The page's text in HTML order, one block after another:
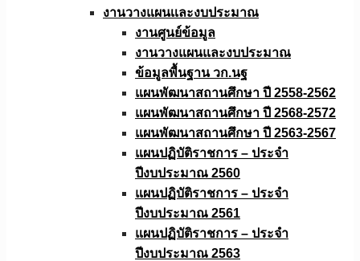
งานวางแผนเเละงบประมาณ
งานศูนย์ข้อมูล
งานวางแผนและงบประมาณ
ข้อมูลพื้นฐาน วก.นฐ
แผนพัฒนาสถานศึกษา ปี 2558-2562
แผนพัฒนาสถานศึกษา ปี 2568-2572
แผนพัฒนาสถานศึกษา ปี 2563-2567
แผนปฏิบัติราชการ – ประจำ
ปีงบประมาณ 2560
แผนปฏิบัติราชการ – ประจำ
ปีงบประมาณ 2561
แผนปฏิบัติราชการ – ประจำ
ปีงบประมาณ 2563